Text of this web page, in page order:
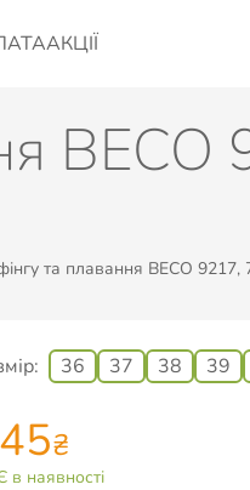
АКЦІЇ
та плавання BECO 9217,
36 37 38 39
₴
в наявності